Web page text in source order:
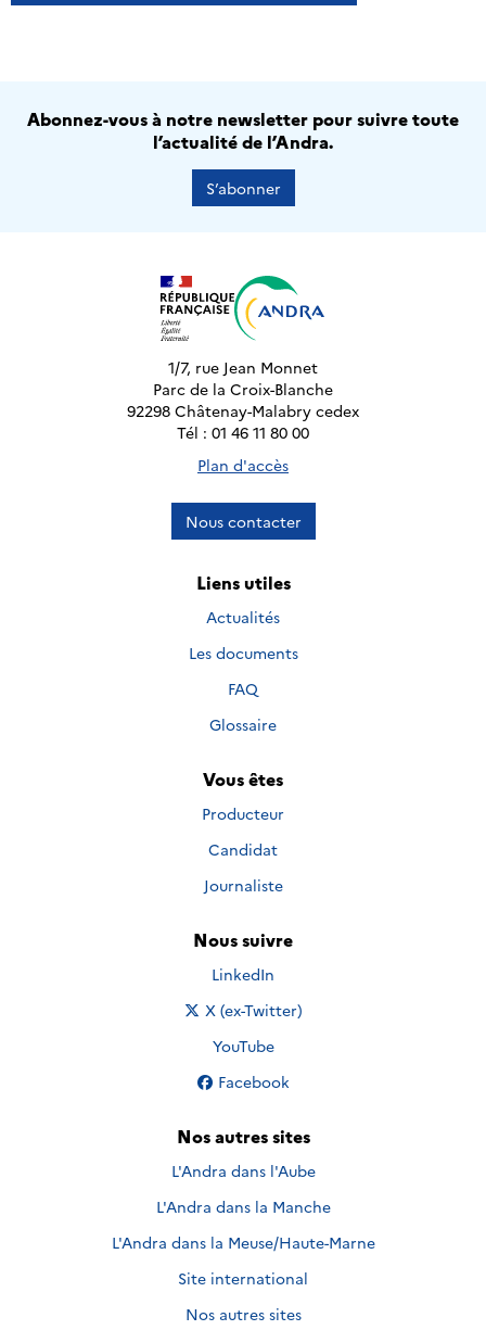
Abonnez-vous à notre newsletter pour suivre toute
l’actualité de l’Andra.
S’abonner
1/7, rue Jean Monnet
Parc de la Croix-Blanche
92298 Châtenay-Malabry cedex
Tél : 01 46 11 80 00
Plan d'accès
Nous contacter
Liens utiles
Actualités
Les documents
FAQ
Glossaire
Vous êtes
Producteur
Candidat
Journaliste
Nous suivre
Nous suivre sur
LinkedIn
Nous suivre sur
X (ex-Twitter)
Nous suivre sur
YouTube
Nous suivre sur
Facebook
Nos autres sites
L'Andra dans l'Aube
L'Andra dans la Manche
L'Andra dans la Meuse/Haute-Marne
Site international
Nos autres sites